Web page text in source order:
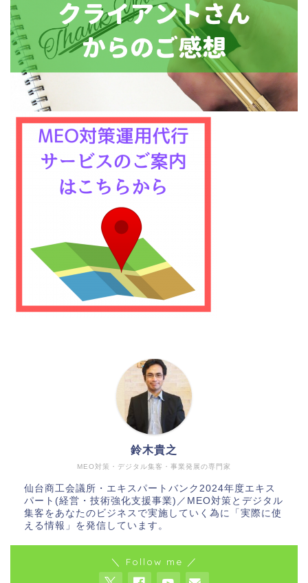
MEO対策・デジタル集客・事業発展の専門家
鈴木貴之
仙台商工会議所・エキスパートバンク2024年度エキス
パート(経営・技術強化支援事業)／MEO対策とデジタル
集客をあなたのビジネスで実施していく為に「実際に使
える情報」を発信しています。
＼ Follow me ／